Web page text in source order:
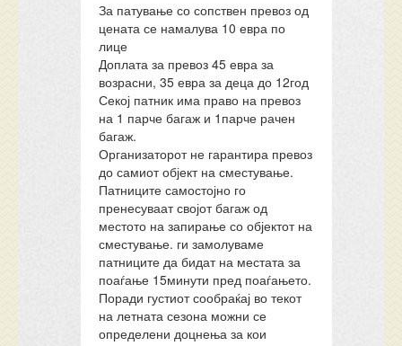
За патување со сопствен превоз од
цената се намалува 10 евра по
лице
Доплата за превоз 45 евра за
возрасни, 35 евра за деца до 12год
Секој патник има право на превоз
на 1 парче багаж и 1парче рачен
багаж.
Организаторот не гарантира превоз
до самиот објект на сместување.
Патниците самостојно го
пренесуваат својот багаж од
местото на запирање со објектот на
сместување. ги замолуваме
патниците да бидат на местата за
поаѓање 15минути пред поаѓањето.
Поради густиот сообраќај во текот
на летната сезона можни се
определени доцнења за кои